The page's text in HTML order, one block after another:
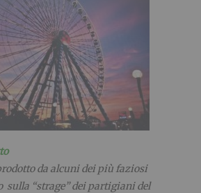
da alcuni dei più faziosi
sulla “strage” dei partigiani del